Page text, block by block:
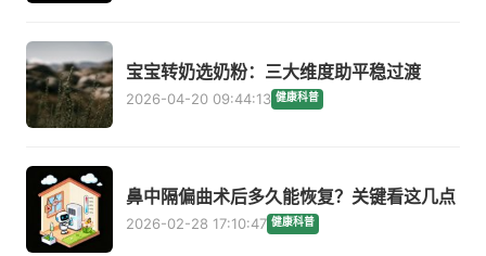
宝宝转奶选奶粉：三大维度助平稳过渡
2026-04-20 09:44:13 健康科普
鼻中隔偏曲术后多久能恢复？关键看这几点
2026-02-28 17:10:47 健康科普